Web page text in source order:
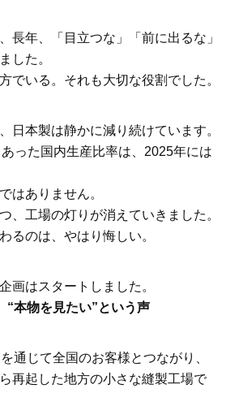
長年、「目立つな」「前に出るな」
した。
でいる。それも大切な役割でした。
日本製は静かに減り続けています。
った国内生産比率は、2025年には
はありません。
、工場の灯りが消えていきました。
るのは、やはり悔しい。
画はスタートしました。
“本物を見たい”という声
通じて全国のお客様とつながり、
再起した地方の小さな縫製工場で